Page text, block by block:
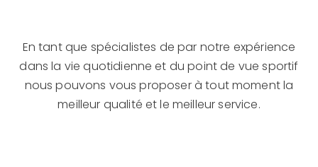
En tant que spécialistes de par notre expérience
dans la vie quotidienne et du point de vue sportif
nous pouvons vous proposer à tout moment la
meilleur qualité et le meilleur service.